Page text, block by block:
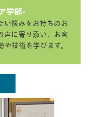
学部-
い悩みをお持ちのお
声に寄り添い、お客
技術を学びます。